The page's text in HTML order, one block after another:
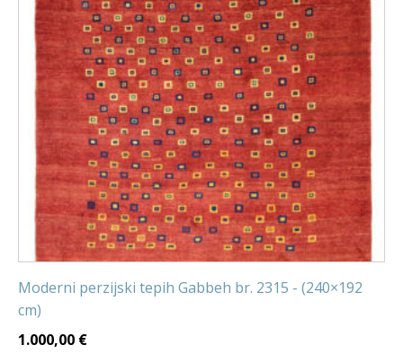
Moderni perzijski tepih Gabbeh br. 2315 - (240×192
cm)
1.000,00 €